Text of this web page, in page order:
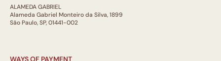
ALAMEDA GABRIEL
Alameda Gabriel Monteiro da Silva, 1899
São Paulo, SP, 01441-002
WAYS OF PAYMENT